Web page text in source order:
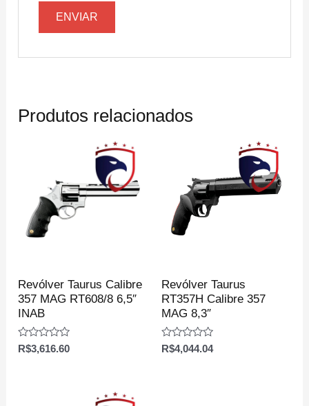
Produtos relacionados
Revólver Taurus Calibre
357 MAG RT608/8 6,5″
INAB
Avaliação
0
R$3,616.60
Revólver Taurus
RT357H Calibre 357
MAG 8,3″
Avaliação
0
R$4,044.04